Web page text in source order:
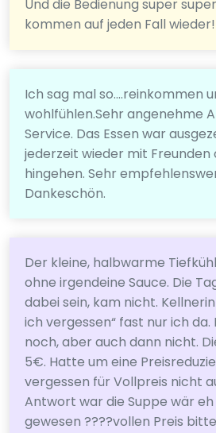
Und die Bedienung super
kommen auf jeden Fall
Ich sag mal so....reinkommen
wohlfühlen.Sehr angenehme
Service. Das Essen war
jederzeit wieder mit Freunden
hingehen. Sehr
Dankeschön.
Der kleine, halbwarme
ohne irgendeine Sauce. Die
dabei sein, kam nicht.
ich vergessen“ fast nur ich
noch, aber auch dann nicht.
5€. Hatte um eine
vergessen für Vollpreis nicht
Antwort war die Suppe wär
gewesen ????vollen Preis